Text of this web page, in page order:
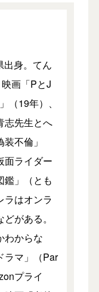
出身。てん
画「PとJ
（19年）、
志先生とへ
不倫」
面ライダー
鑑」（とも
ラはオンラ
がある。
わからな
マ」（Par
プライ